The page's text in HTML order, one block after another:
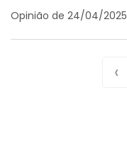
Opinião de 24/04/
‹